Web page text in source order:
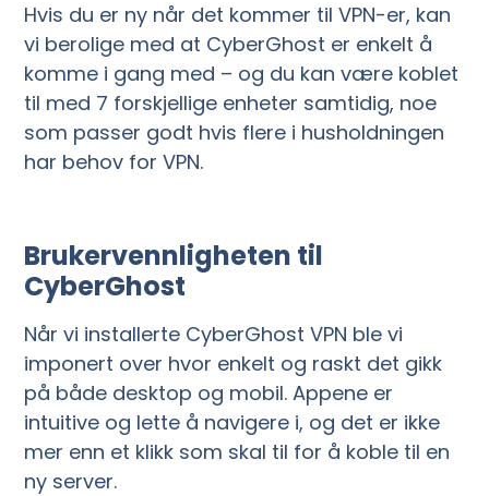
Hvis du er ny når det kommer til VPN-er, kan
vi berolige med at CyberGhost er enkelt å
komme i gang med – og du kan være koblet
til med 7 forskjellige enheter samtidig, noe
som passer godt hvis flere i husholdningen
har behov for VPN.
Brukervennligheten til
CyberGhost
Når vi installerte CyberGhost VPN ble vi
imponert over hvor enkelt og raskt det gikk
på både desktop og mobil. Appene er
intuitive og lette å navigere i, og det er ikke
mer enn et klikk som skal til for å koble til en
ny server.